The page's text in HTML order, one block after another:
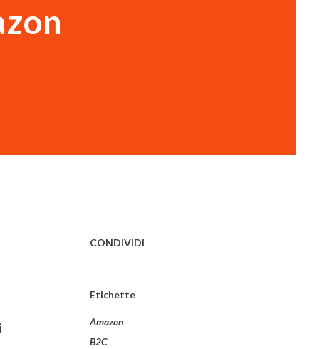
CONDIVIDI
Etichette
Amazon
B2C